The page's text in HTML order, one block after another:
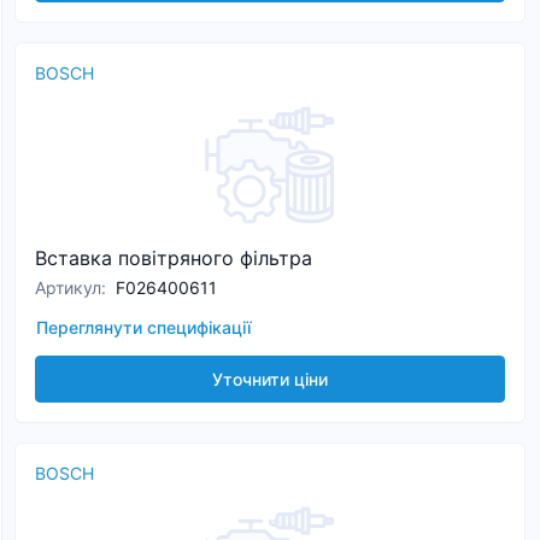
BOSCH
Вставка повітряного фільтра
Артикул: F026400611
Переглянути специфікації
Уточнити ціни
BOSCH